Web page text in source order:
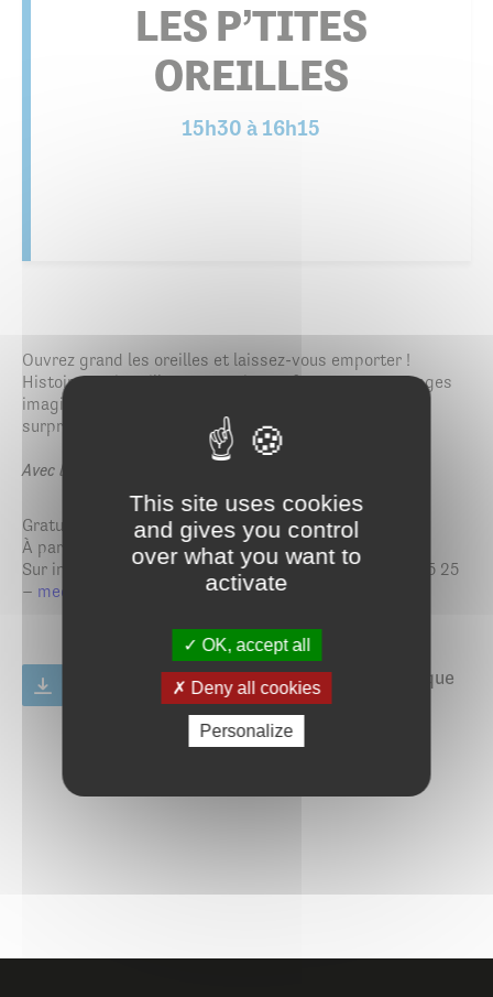
LES P’TITES
OREILLES
15h30 à 16h15
Ouvrez grand les oreilles et laissez-vous emporter !
Histoires qui pétillent, comptines à fredonner et voyages
imaginaires vous attendent pour un moment plein de
surprises et de rires.
Avec l’association Marque Page.
Gratuit
À partir de 3 ans
Sur inscription auprès de la médiathèque : 02 97 44 45 25
– mediatheque@saint-ave.fr
Plaquette des animations de la médiathèque
- avril à juin 2026
572.73 Ko
This site uses cookies
and gives you control
over what you want to
activate
OK, accept all
Deny all cookies
Personalize